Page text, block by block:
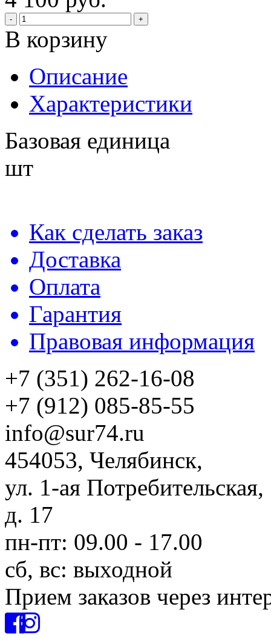
- +
В корзину
Описание
Характеристики
Базовая единица
шт
Как сделать заказ
Доставка
Оплата
Гарантия
Правовая информация
+7 (351) 262-16-08
+7 (912) 085-85-55
info@sur74.ru
454053, Челябинск,
ул. 1-ая Потребительская,
д. 17
пн-пт: 09.00 - 17.00
сб, вс: выходной
Прием заказов через